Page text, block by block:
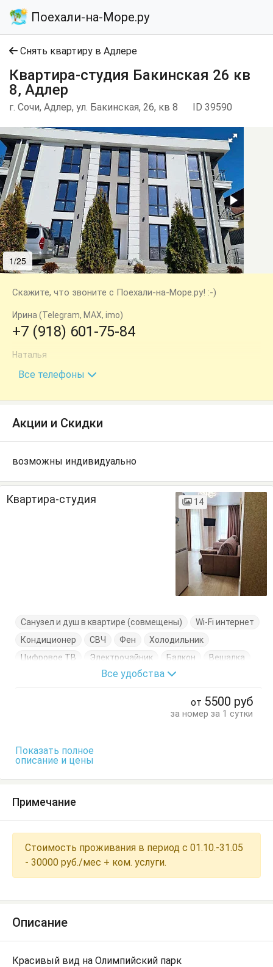
Поехали-на-Море.ру
Снять квартиру в Адлере
Квартира-студия Бакинская 26 кв
8, Адлер
г. Сочи, Адлер, ул. Бакинская, 26, кв 8 ID 39590
1/25
Скажите, что звоните с Поехали-на-Море.ру! :-)
Ирина (Telegram, MAX, imo)
+7 (918) 601-75-84
Наталья
+7 (918) 915-17-75
Все телефоны
Акции и Скидки
возможны индивидуально
Квартира-студия 14
Санузел и душ в квартире (совмещены)
Wi-Fi интернет
Кондиционер
СВЧ Фен
Холодильник
Цифровое ТВ
Электрочайник Балкон
Вешалка
Кресло-кровать
Все удобства
от 5500 руб
за номер за 1 сутки
Показать полное
описание и цены
Примечание
Стоимость проживания в период с 01.10.-31.05
- 30000 руб./мес + ком. услуги.
Описание
Красивый вид на Олимпийский парк